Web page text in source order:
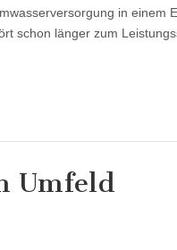
in einem
schon länger zum
Umfeld